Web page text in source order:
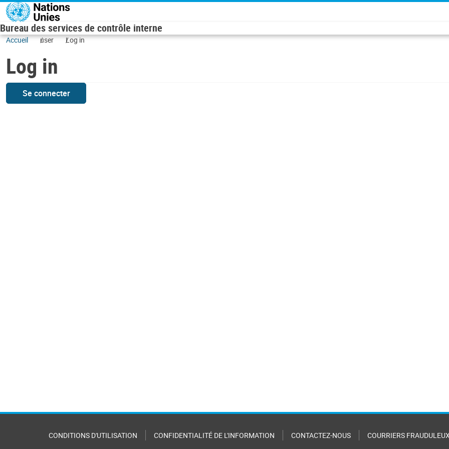
Skip to main content
Bureau des services de contrôle interne
Accueil user Log in
Log in
Se connecter
CONDITIONS D'UTILISATION CONFIDENTIALITÉ DE L'INFORMATION CONTACTEZ-NOUS COURRIERS